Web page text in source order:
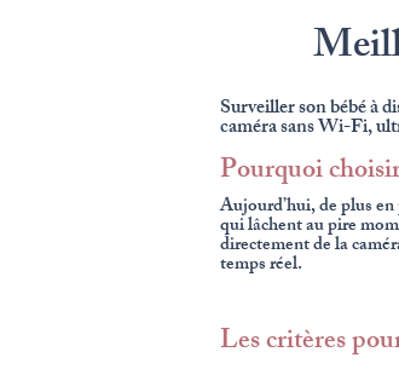
Surveiller son bébé à
caméra sans Wi-Fi,
Pourquoi
Aujourd’hui, de plus
qui lâchent au pire
directement de la
temps réel.
Les critères